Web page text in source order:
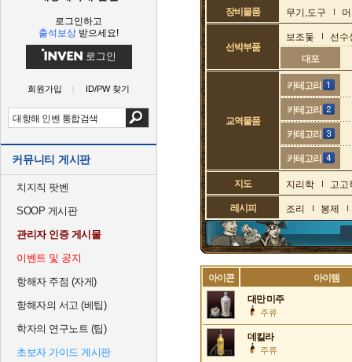
로그인하고
출석보상 받으세요!
로그인
회원가입 ID/PW 찾기
커뮤니티 게시판
치지직 팟벤
SOOP 게시판
관리자 인증 게시물
이벤트 및 공지
항해자 주점 (자게)
항해자의 서고 (베팁)
학자의 연구노트 (팁)
초보자 가이드 게시판
장비물품 무기,도구
선박부품
보조돛
선수
대포
교역물품
카테고리
카테고리
카테고리
카테고리
지도 지리학 고고
레시피 조리 봉제
아이콘
아이템
대만 미주
주류
데킬라
주류